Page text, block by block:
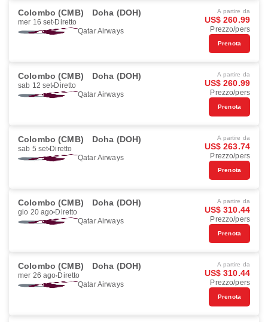
Colombo (CMB) Doha (DOH)
mer 16 set Diretto
Qatar Airways
A partire da
US$ 260.99
Prezzo/pers
Prenota
Colombo (CMB) Doha (DOH)
sab 12 set Diretto
Qatar Airways
A partire da
US$ 260.99
Prezzo/pers
Prenota
Colombo (CMB) Doha (DOH)
sab 5 set Diretto
Qatar Airways
A partire da
US$ 263.74
Prezzo/pers
Prenota
Colombo (CMB) Doha (DOH)
gio 20 ago Diretto
Qatar Airways
A partire da
US$ 310.44
Prezzo/pers
Prenota
Colombo (CMB) Doha (DOH)
mer 26 ago Diretto
Qatar Airways
A partire da
US$ 310.44
Prezzo/pers
Prenota